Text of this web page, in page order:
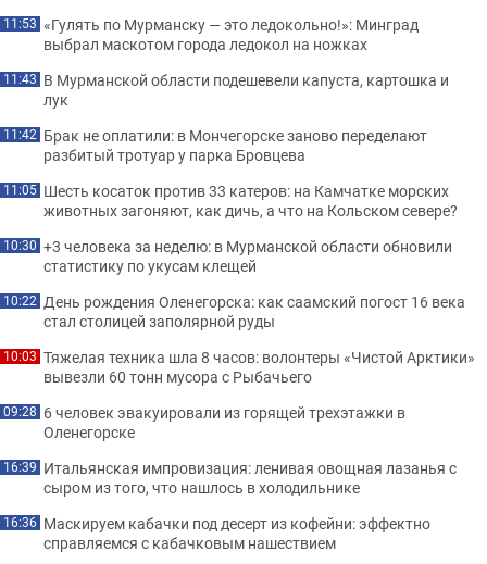
11:53 «Гулять по Мурманску — это ледокольно!»: Минград
выбрал маскотом города ледокол на ножках
11:43 В Мурманской области подешевели капуста, картошка и
лук
11:42 Брак не оплатили: в Мончегорске заново переделают
разбитый тротуар у парка Бровцева
11:05 Шесть косаток против 33 катеров: на Камчатке морских
животных загоняют, как дичь, а что на Кольском севере?
10:30 +3 человека за неделю: в Мурманской области обновили
статистику по укусам клещей
10:22 День рождения Оленегорска: как саамский погост 16 века
стал столицей заполярной руды
10:03 Тяжелая техника шла 8 часов: волонтеры «Чистой Арктики»
вывезли 60 тонн мусора с Рыбачьего
09:28 6 человек эвакуировали из горящей трехэтажки в
Оленегорске
16:39 Итальянская импровизация: ленивая овощная лазанья с
сыром из того, что нашлось в холодильнике
16:36 Маскируем кабачки под десерт из кофейни: эффектно
справляемся с кабачковым нашествием